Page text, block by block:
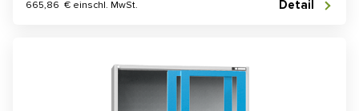
665,86 € einschl. MwSt. Detail